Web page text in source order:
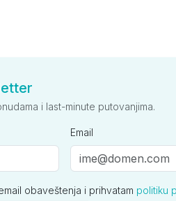
i last-minute putovanjima.
Email
obaveštenja i prihvatam politiku